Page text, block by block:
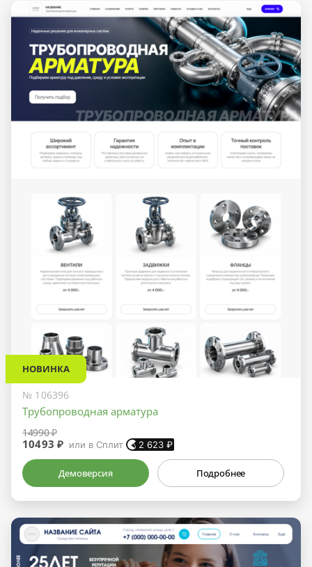
НОВИНКА
№ 106396
Трубопроводная арматура
14990 ₽
10493 ₽ или в Сплит 2 623 ₽
Демоверсия Подробнее